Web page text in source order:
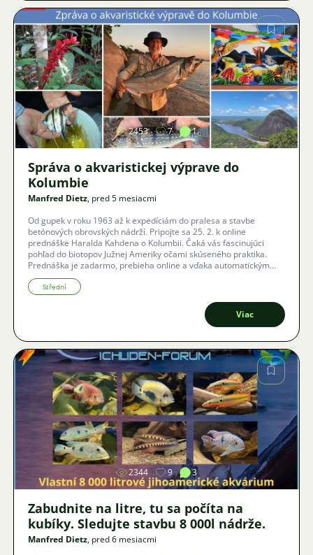
Obrázok
2453 7 1
Správa o akvaristickej výprave do
Kolumbie
Manfred Dietz, pred 5 mesiacmi
Od gupek v roku 1963 až k expedíciám do pralesa a stavbe
betónových obrovských nádrží. Pripojte sa 25. 2. k online
prednáške Haralda Kahdena o Kolumbii. Čaká vás fascinujúci
pohľad do biotopov Južnej Ameriky očami skúseného praktika.
Prednáška je zadarmo, prebieha online a vďaka automatickým
titulkám v lokálnom jazyku vám neunikne ani slovo.
Střední
Viac
Obrázok
2344 9 3
Zabudnite na litre, tu sa počíta na
kubíky. Sledujte stavbu 8 000l nádrže.
Manfred Dietz, pred 6 mesiacmi